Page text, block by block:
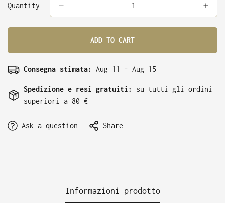
Or
Unavailable
Unavailable
Quantity
ADD TO CART
Consegna stimata: Aug 11 - Aug 15
Spedizione e resi gratuiti: su tutti gli ordini
superiori a 80 €
Ask a question Share
Informazioni prodotto